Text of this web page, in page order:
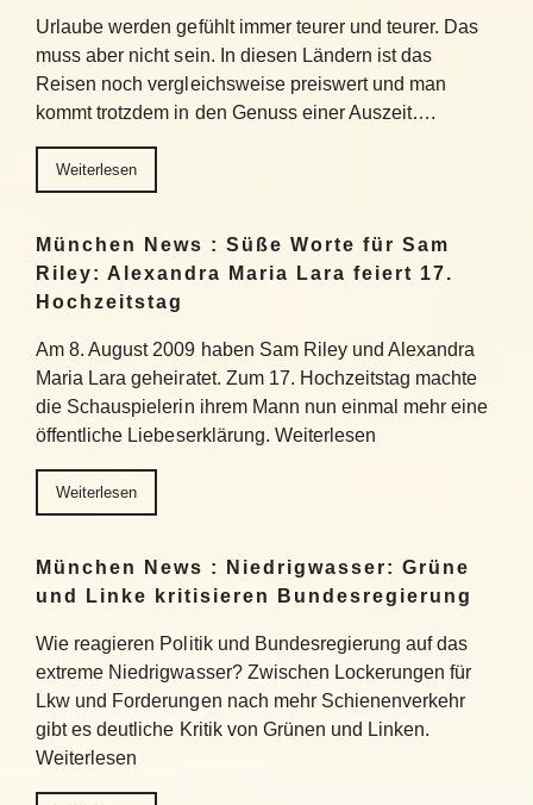
Urlaube werden gefühlt immer teurer und teurer. Das
muss aber nicht sein. In diesen Ländern ist das
Reisen noch vergleichsweise preiswert und man
kommt trotzdem in den Genuss einer Auszeit….
Weiterlesen
München News : Süße Worte für Sam
Riley: Alexandra Maria Lara feiert 17.
Hochzeitstag
Am 8. August 2009 haben Sam Riley und Alexandra
Maria Lara geheiratet. Zum 17. Hochzeitstag machte
die Schauspielerin ihrem Mann nun einmal mehr eine
öffentliche Liebeserklärung. Weiterlesen
Weiterlesen
München News : Niedrigwasser: Grüne
und Linke kritisieren Bundesregierung
Wie reagieren Politik und Bundesregierung auf das
extreme Niedrigwasser? Zwischen Lockerungen für
Lkw und Forderungen nach mehr Schienenverkehr
gibt es deutliche Kritik von Grünen und Linken.
Weiterlesen